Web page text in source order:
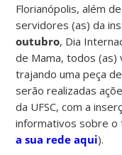
Florianópolis, além
servidores (as) da
outubro, Dia
de Mama, todos (as)
trajando uma peça
serão realizadas
da UFSC, com a
informativos sobre o
a sua rede aqui).